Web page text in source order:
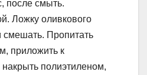
после смыть.
Ложку оливкового
смешать. Пропитать
приложить к
полиэтиленом,